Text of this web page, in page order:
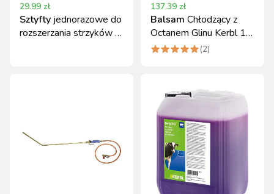
29.99 zł
Sztyfty jednorazowe do
rozszerzania strzyków 7
137.39 zł
Balsam Chłodzący z
Octanem Glinu Kerbl 1
kg do Pielęgnacji
(2)